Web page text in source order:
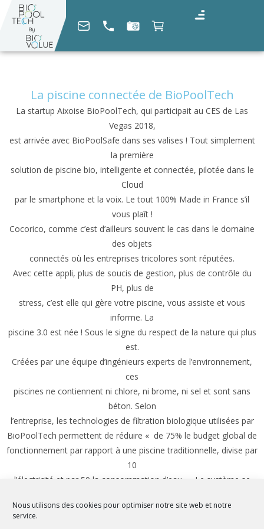
Nous utilisons des cookies pour optimiser notre site web et notre
service.
La piscine connectée de BioPoolTech
La startup Aixoise BioPoolTech, qui participait au CES de Las
Vegas 2018,
est arrivée avec BioPoolSafe dans ses valises ! Tout simplement
la première
solution de piscine bio, intelligente et connectée, pilotée dans le
Cloud
par le smartphone et la voix. Le tout 100% Made in France s’il
vous plaît !
Cocorico, comme c’est d’ailleurs souvent le cas dans le domaine
des objets
connectés où les entreprises tricolores sont réputées.
Avec cette appli, plus de soucis de gestion, plus de contrôle du
PH, plus de
stress, c’est elle qui gère votre piscine, vous assiste et vous
informe. La
piscine 3.0 est née ! Sous le signe du respect de la nature qui plus
est.
Créées par une équipe d’ingénieurs experts de l’environnement,
ces
piscines ne contiennent ni chlore, ni brome, ni sel et sont sans
béton. Selon
l’entreprise, les technologies de filtration biologique utilisées par
BioPoolTech permettent de réduire « de 75% le budget global de
fonctionnement par rapport à une piscine traditionnelle, divise par
10
l’électricité et par 50 la consommation d’eau ». Le système se
d’une filtration biologique et écologique de haute technologie qui